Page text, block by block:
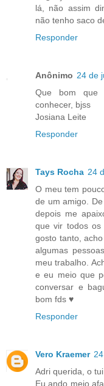
lá, não assim
não tenho saco
Responder
Anônimo 24 de
Que bom que
conhecer, bjss
Josiana Leite
Responder
Tays Rocha 24
O meu tem
de um amigo.
depois me
que vir todos
gosto tanto,
algumas
meu trabalho.
e eu meio que
conversar e
bom fds ♥
Responder
Vero Kraemer
Adri querida, o
Eu ando meio